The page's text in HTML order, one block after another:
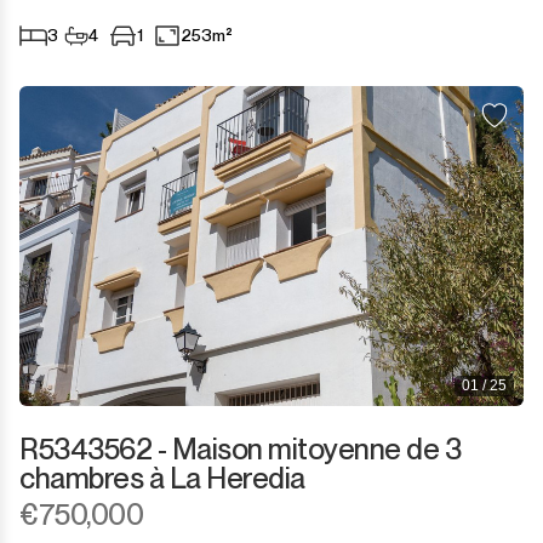
Torreguadiaro
Valle Romano
Castellar de la Frontera
Jimena de la Frontera
Tarifa
3 4 1 253m²
01 / 25
R5343562 - Maison mitoyenne de 3
chambres à La Heredia
€750,000